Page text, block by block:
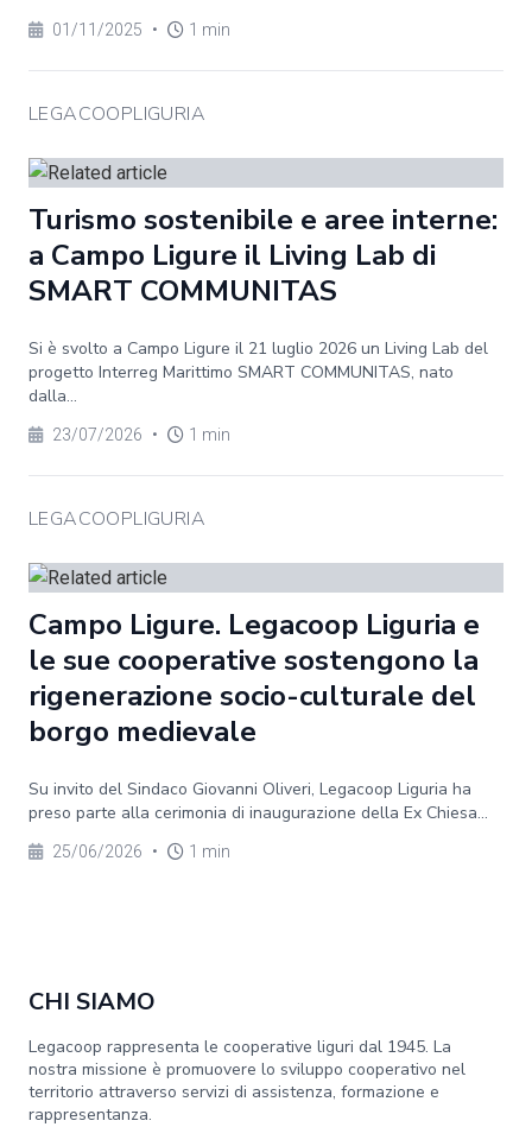
01/11/2025 • 1 min
LEGACOOPLIGURIA
Turismo sostenibile e aree interne:
a Campo Ligure il Living Lab di
SMART COMMUNITAS
Si è svolto a Campo Ligure il 21 luglio 2026 un Living Lab del
progetto Interreg Marittimo SMART COMMUNITAS, nato
dalla...
23/07/2026 • 1 min
LEGACOOPLIGURIA
Campo Ligure. Legacoop Liguria e
le sue cooperative sostengono la
rigenerazione socio-culturale del
borgo medievale
Su invito del Sindaco Giovanni Oliveri, Legacoop Liguria ha
preso parte alla cerimonia di inaugurazione della Ex Chiesa...
25/06/2026 • 1 min
CHI SIAMO
Legacoop rappresenta le cooperative liguri dal 1945. La
nostra missione è promuovere lo sviluppo cooperativo nel
territorio attraverso servizi di assistenza, formazione e
rappresentanza.